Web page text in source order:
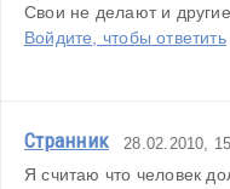
Свои не делают и
Войдите, чтобы ответить
Странник 28.02.2010,
Я считаю что человек